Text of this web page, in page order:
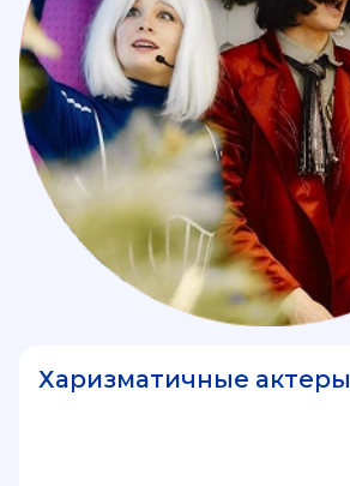
Харизматичные актеры